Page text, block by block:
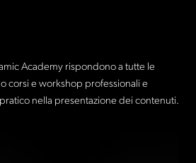
Academy rispondono a tutte le
corsi e workshop professionali e
nella presentazione dei contenuti.